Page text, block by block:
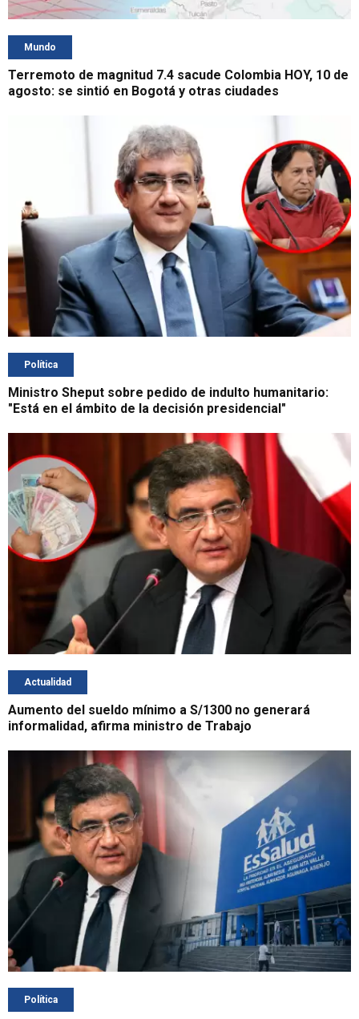
Mundo
Terremoto de magnitud 7.4 sacude Colombia HOY, 10 de
agosto: se sintió en Bogotá y otras ciudades
Política
Ministro Sheput sobre pedido de indulto humanitario:
"Está en el ámbito de la decisión presidencial"
Actualidad
Aumento del sueldo mínimo a S/1300 no generará
informalidad, afirma ministro de Trabajo
Política